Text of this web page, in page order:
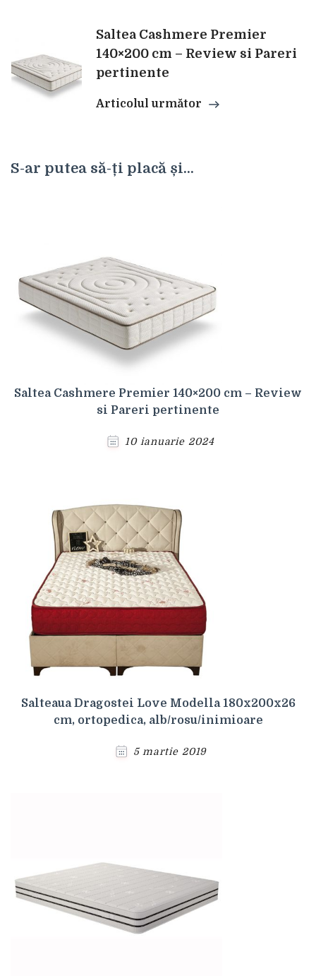
articoleSaltea Cashmere Premier
140×200 cm – Review si Pareri
pertinente
Articolul următor
S-ar putea să-ți placă și...
Saltea Cashmere Premier 140×200 cm – Review
si Pareri pertinente
10 ianuarie 2024
Salteaua Dragostei Love Modella 180x200x26
cm, ortopedica, alb/rosu/inimioare
5 martie 2019